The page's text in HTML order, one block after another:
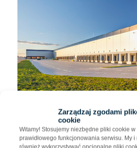
Zarządzaj zgodami
cookie
Witamy! Stosujemy niezbędne pliki cookie
prawidłowego funkcjonowania serwisu. My